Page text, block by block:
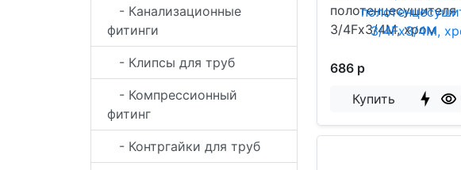
- Канализационные
фитинги
- Клипсы для труб
- Компрессионный
фитинг
- Контргайки для труб
полотенцесушителя
3/4Fx3/4M, хром
686 р
Купить